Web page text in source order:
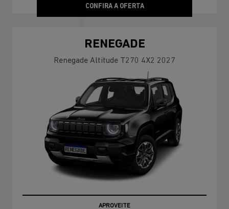
CONFIRA A OFERTA
RENEGADE
Renegade Altitude T270 4X2 2027